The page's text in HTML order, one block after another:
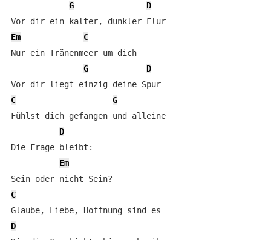
G
D
Vor dir ein kalter, dunkler Flur
Em
C
Nur ein Tränenmeer um dich
G
D
Vor dir liegt einzig deine Spur
C
G
Fühlst dich gefangen und alleine
D
Die Frage bleibt:
Em
C
D